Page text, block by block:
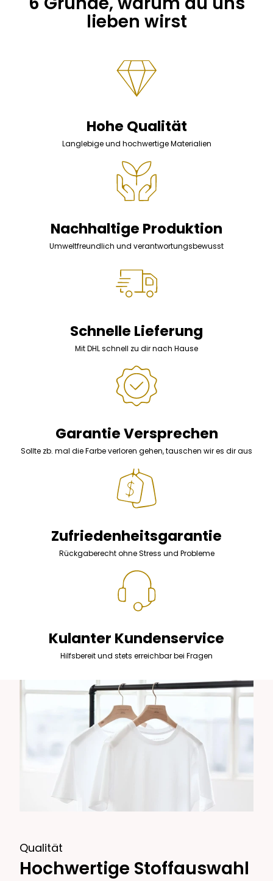
lieben wirst
Hohe Qualität
Langlebige und hochwertige Materialien
Nachhaltige Produktion
Umweltfreundlich und verantwortungsbewusst
Schnelle Lieferung
Mit DHL schnell zu dir nach Hause
Garantie Versprechen
Sollte zb. mal die Farbe verloren gehen, tauschen wir es dir aus
Zufriedenheitsgarantie
Rückgaberecht ohne Stress und Probleme
Kulanter Kundenservice
Hilfsbereit und stets erreichbar bei Fragen
Qualität
Hochwertige Stoffauswahl